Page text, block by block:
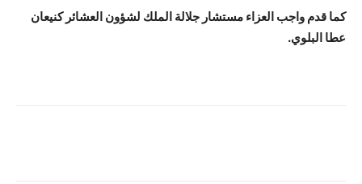
كما قدم واجب العزاء مستشار جلالة الملك لشؤون العشائر كنيعان
عطا البلوي.